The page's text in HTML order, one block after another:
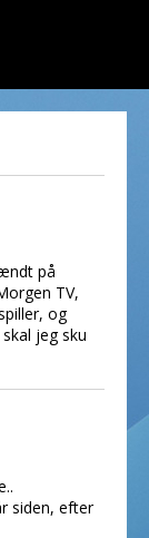
på
TV,
og
jeg sku
siden, efter